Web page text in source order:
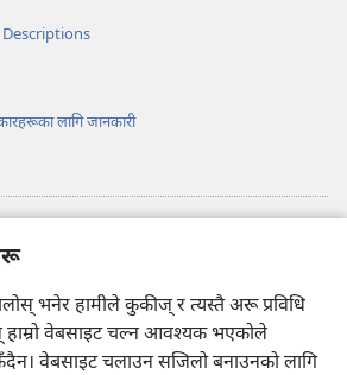
भनेर हामीले कुकीज् र त्यस्तै अरू प्रविधि
हाम्रो वेबसाइट चल्न आवश्यक भएकोले
वेबसाइट चलाउन सजिलो बनाउनको लागि
लागि जानकारी